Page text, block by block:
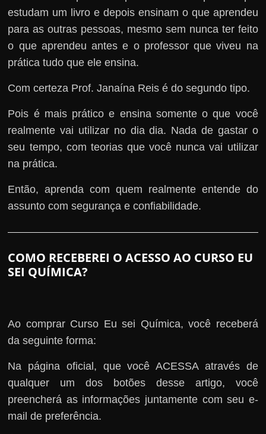
estudam um livro e depois ensinam o que aprendeu
para as outras pessoas, mesmo sem nunca ter feito
o que aprendeu antes e o professor que viveu na
prática tudo que ele ensina.
Com certeza Prof. Janaína Reis é do segundo tipo.
Pois é mais prático e ensina somente o que você
realmente vai utilizar no dia dia. Nada de gastar o
seu tempo, com teorias que você nunca vai utilizar
na prática.
Então, aprenda com quem realmente entende do
assunto com segurança e confiabilidade.
COMO RECEBEREI O ACESSO AO CURSO EU
SEI QUÍMICA?
Ao comprar Curso Eu sei Química, você receberá
da seguinte forma:
Na página oficial, que você ACESSA através de
qualquer um dos botões desse artigo, você
preencherá as informações juntamente com seu e-
mail de preferência.